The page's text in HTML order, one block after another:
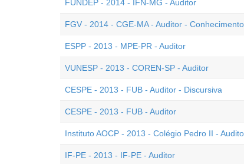
FUNDEP - 2014 - IFN-MG - Auditor
FGV - 2014 - CGE-MA - Auditor -
ESPP - 2013 - MPE-PR - Auditor
VUNESP - 2013 - COREN-SP - Auditor
CESPE - 2013 - FUB - Auditor - Discursiva
CESPE - 2013 - FUB - Auditor
Instituto AOCP - 2013 - Colégio Pedro II -
IF-PE - 2013 - IF-PE - Auditor